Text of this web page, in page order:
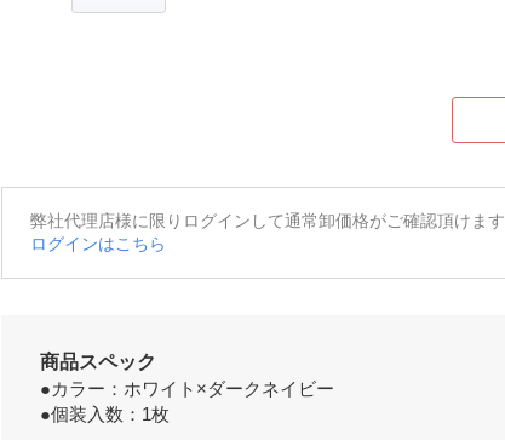
弊社代理店様に限りログインして通常卸価格がご確認頂けます
ログインはこちら
商品スペック
●カラー：ホワイト×ダークネイビー
●個装入数：1枚